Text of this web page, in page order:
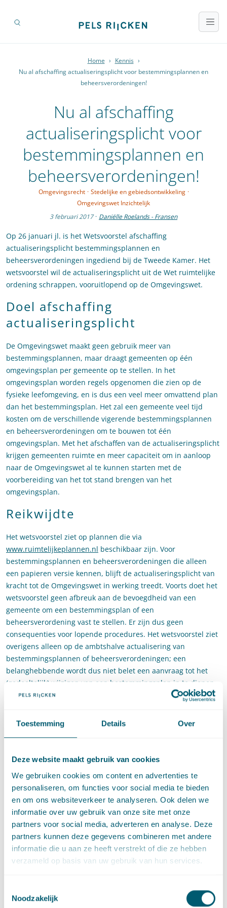
Toestemming Details Over
Deze website maakt gebruik van cookies
We gebruiken cookies om content en advertenties te
personaliseren, om functies voor social media te bieden
en om ons websiteverkeer te analyseren. Ook delen we
informatie over uw gebruik van onze site met onze
partners voor social media, adverteren en analyse. Deze
partners kunnen deze gegevens combineren met andere
informatie die u aan ze heeft verstrekt of die ze hebben
verzameld op basis van uw gebruik van hun services.
Noodzakelijk
Home › Kennis ›
Nu al afschaffing actualiseringsplicht voor bestemmingsplannen en
beheersverordeningen!
Nu al afschaffing
actualiseringsplicht voor
bestemmingsplannen en
beheersverordeningen!
Omgevingsrecht · Stedelijke en gebiedsontwikkeling ·
Omgevingswet Inzichtelijk
3 februari 2017 · Daniëlle Roelands - Fransen
Op 26 januari jl. is het Wetsvoorstel afschaffing
actualiseringsplicht bestemmingsplannen en
beheersverordeningen ingediend bij de Tweede Kamer. Het
wetsvoorstel wil de actualiseringsplicht uit de Wet ruimtelijke
ordening schrappen, vooruitlopend op de Omgevingswet.
Doel afschaffing
actualiseringsplicht
De Omgevingswet maakt geen gebruik meer van
bestemmingsplannen, maar draagt gemeenten op één
omgevingsplan per gemeente op te stellen. In het
omgevingsplan worden regels opgenomen die zien op de
fysieke leefomgeving, en is dus een veel meer omvattend plan
dan het bestemmingsplan. Het zal een gemeente veel tijd
kosten om de verschillende vigerende bestemmingsplannen
en beheersverordeningen om te bouwen tot één
omgevingsplan. Met het afschaffen van de actualiseringsplicht
krijgen gemeenten ruimte en meer capaciteit om in aanloop
naar de Omgevingswet al te kunnen starten met de
voorbereiding van het tot stand brengen van het
omgevingsplan.
Reikwijdte
Het wetsvoorstel ziet op plannen die via
www.ruimtelijkeplannen.nl beschikbaar zijn. Voor
bestemmingsplannen en beheersverordeningen die alleen
een papieren versie kennen, blijft de actualiseringsplicht van
kracht tot de Omgevingswet in werking treedt. Voorts doet het
wetsvoorstel geen afbreuk aan de bevoegdheid van een
gemeente om een bestemmingsplan of een
beheersverordening vast te stellen. Er zijn dus geen
consequenties voor lopende procedures. Het wetsvoorstel ziet
overigens alleen op de ambtshalve actualisering van
bestemmingsplannen of beheersverordeningen; een
belanghebbende wordt dus niet belet een aanvraag tot het
(gedeeltelijk) wijzigen van een bestemmingsplan in te dienen.
vertragende werking
instructieregels
Het wetsvoorstel kan wel gevolgen hebben voor
instructieregels en aanwijzingsbesluiten met instructies voor
de inhoud van bestemmingsplannen. Een instructie kan
inhouden dat de gemeente een bepaalde aanpassing bij een
eerstvolgende herziening van een bestemmingsplan moet
doorvoeren. Door het schrappen van de actualiseringsplicht
kan het doorvoeren van die verandering lang op zich laten
wachten.
Tot slot
Al met al vormt het wetsvoorstel een interessante en
begrijpelijke ontwikkeling in de aanloop naar de